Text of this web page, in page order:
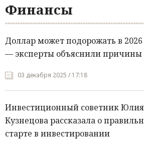
Финансы
Доллар может подорожать в 2026
— эксперты объяснили причины
03 декабря 2025 / 17:18
Инвестиционный советник Юлия
Кузнецова рассказала о
старте в инвестировании